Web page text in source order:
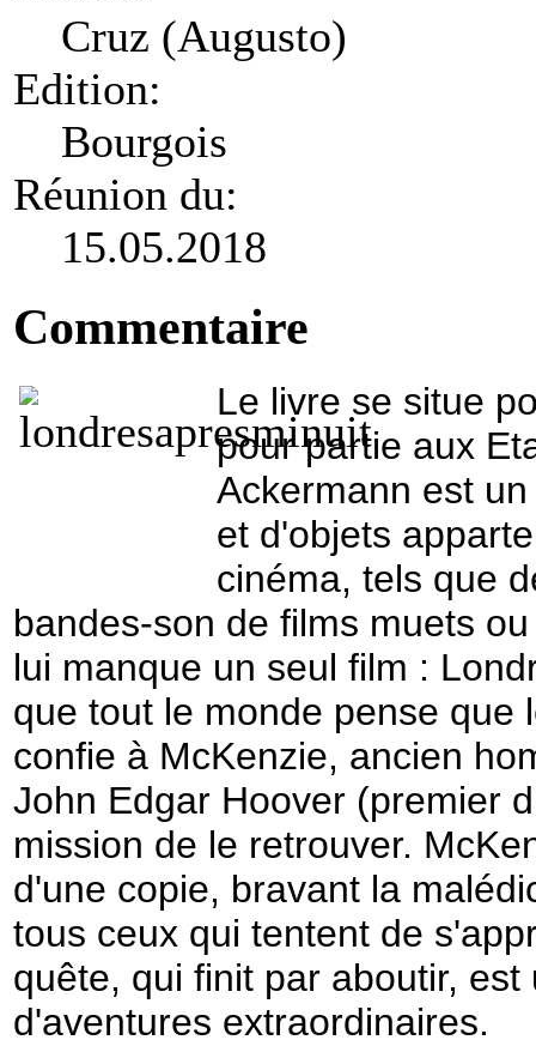
Cruz (Augusto)
Edition:
Bourgois
Réunion du:
15.05.2018
Commentaire
Le livre se situe
pour partie aux
Ackermann est
et d'objets
cinéma, tels que
bandes-son de films muets
lui manque un seul film :
que tout le monde pense que
confie à McKenzie, ancien
John Edgar Hoover (premier
mission de le retrouver.
d'une copie, bravant la
tous ceux qui tentent de
quête, qui finit par aboutir,
d'aventures extraordinaires.